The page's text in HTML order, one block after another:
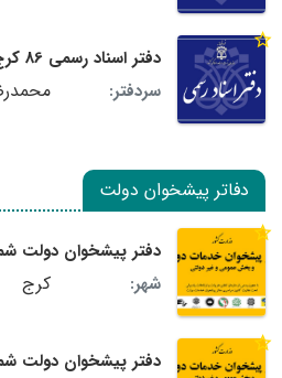
دفتر اسناد رسمی 86 کرج
سردفتر:
دفاتر پیشخوان دولت
دفتر پیشخوان دولت شماره
شهر:
کرج
دفتر پیشخوان دولت شماره 192 شهرک